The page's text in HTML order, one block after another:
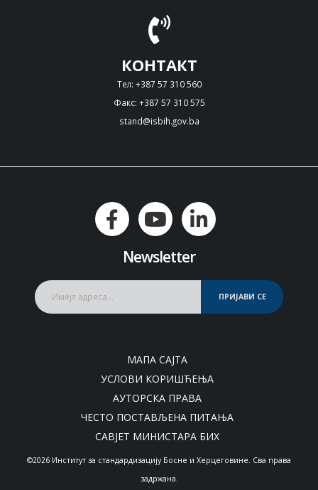
КОНТАКТ
Тел: +387 57 310 560
Факс: +387 57 310 575
stand@isbih.gov.ba
Newsletter
ПРИЈАВИ СЕ
МАПА САЈТА
УСЛОВИ КОРИШЋЕЊА
АУТОРСКА ПРАВА
ЧЕСТО ПОСТАВЉЕНА ПИТАЊА
САВЈЕТ МИНИСТАРА БИХ
©2026 Институт за стандардизацију Босне и Херцеговине. Сва права
задржана.